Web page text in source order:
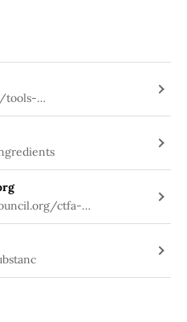
tools-
ctfa-